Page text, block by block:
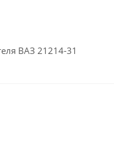
ВАЗ 21214-31